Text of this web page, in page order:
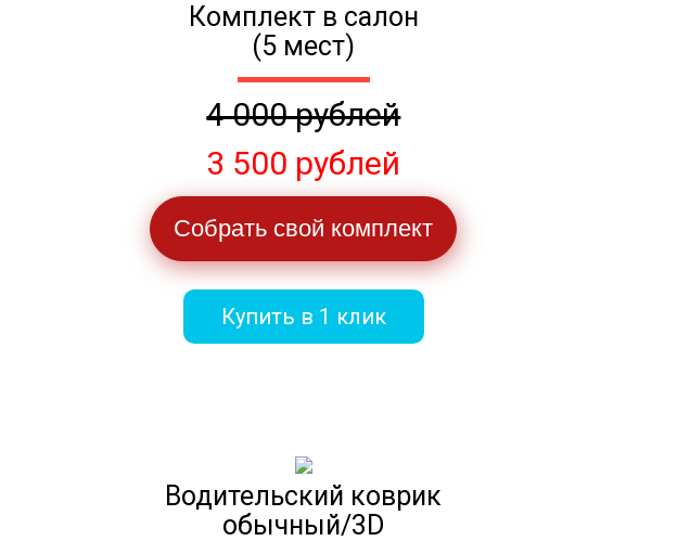
Комплект в салон
(5 мест)
4 000 рублей
3 500 рублей
Собрать свой комплект
Купить в 1 клик
Водительский коврик
обычный/3D